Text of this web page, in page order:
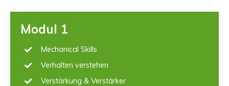
Modul 1
Mechanical Skills
Verhalten verstehen
Verstärkung & Verstärker